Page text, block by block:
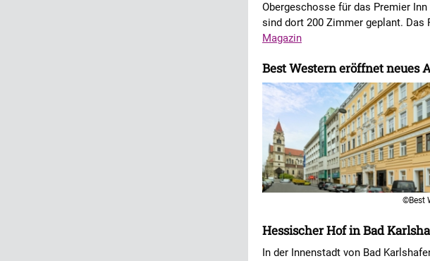
Obergeschosse für das Premier
sind dort 200 Zimmer geplant.
Magazin
Best Western eröffnet neues
©Best
Hessischer Hof in Bad
In der Innenstadt von Bad